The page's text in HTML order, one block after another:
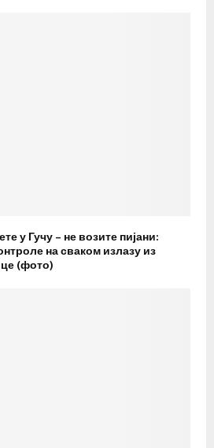
у Гучу – не возите пијани:
на сваком излазу из
(фото)